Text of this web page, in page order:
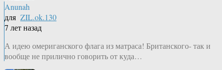
Anunah
для ZIL.ok.130
7 лет назад
А идею омериганского флага из матраса! Британского- так и
вообще не прилично говорить от куда…